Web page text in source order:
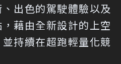
出色的駕駛體驗以及
藉由全新設計的上空
持續在超跑輕量化競